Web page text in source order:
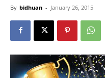
By bidhuan - January 26, 2015